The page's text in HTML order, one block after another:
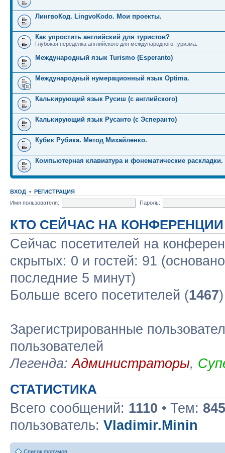
ЛингвоКод. LingvoKodo. Мои проекты.
Как упростить английский для туристов?
Глубокая переделка английского для международного туризма.
Международный язык Turismo (Esperanto)
Международный нумерационный язык Optima.
Калькирующий язык Русиш (с английского)
Калькирующий язык Русанто (с Эсперанто)
Кубик Рубика. Метод Михайленко.
Компьютерная клавиатура и фонематические раскладки.
ВХОД • РЕГИСТРАЦИЯ
Имя пользователя:
Пароль:
КТО СЕЙЧАС НА КОНФЕРЕНЦИИ
Сейчас посетителей на
скрытых: 0 и гостей: 91
последние 5 минут)
Больше всего посетителей (1467
Зарегистрированные
пользователей
Легенда:Администраторы,
СТАТИСТИКА
Всего сообщений: 1110 • Тем: 845
пользователь: Vladimir.Minin
Список форумов